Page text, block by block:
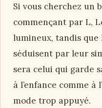
Si vous cherchez un
commençant par L,
lumineux, tandis que
séduisent par leur
sera celui qui garde
à l’enfance comme à
mode trop appuyé.